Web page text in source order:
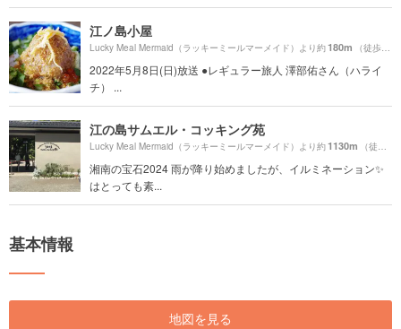
江ノ島小屋
Lucky Meal Mermaid（ラッキーミールマーメイド）より約180m （徒歩3分）
2022年5月8日(日)放送 ●レギュラー旅人 澤部佑さん（ハライ
チ） ...
江の島サムエル・コッキング苑
Lucky Meal Mermaid（ラッキーミールマーメイド）より約1130m （徒歩19分）
湘南の宝石2024 雨が降り始めましたが、イルミネーション✨
はとっても素...
基本情報
地図を見る